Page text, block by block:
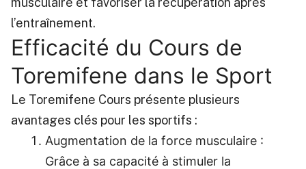
l’entraînement.
Efficacité du Cours de
Toremifene dans le Sport
Le Toremifene Cours présente plusieurs
avantages clés pour les sportifs :
Augmentation de la force musculaire :
Grâce à sa capacité à stimuler la